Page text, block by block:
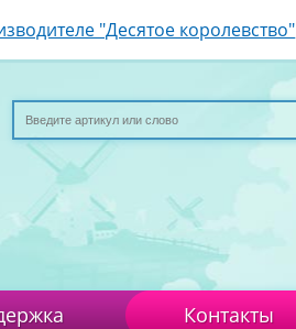
"Десятое королевство"
Контакты